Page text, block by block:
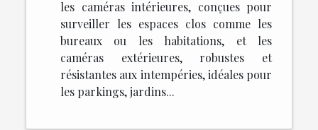
les caméras intérieures, conçues pour
surveiller les espaces clos comme les
bureaux ou les habitations, et les
caméras extérieures, robustes et
résistantes aux intempéries, idéales pour
les parkings, jardins...